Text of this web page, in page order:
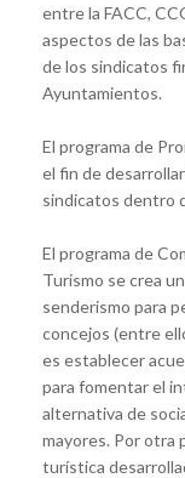
entre la FACC,
aspectos de las
de los sindicatos
Ayuntamientos.
El programa de
el fin de
sindicatos dentro
El programa de
Turismo se crea
senderismo para
concejos (entre
es establecer
para fomentar el
alternativa de
mayores. Por otra
turística